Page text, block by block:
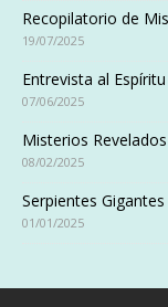
Recopilatorio de
19/07/2025
Entrevista al
07/06/2025
Misterios
08/02/2025
Serpientes
01/01/2025